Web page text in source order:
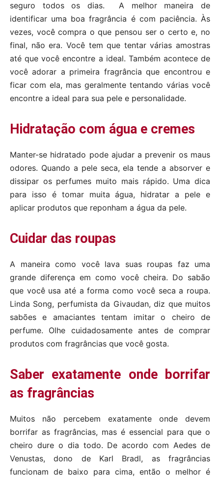
seguro todos os dias. A melhor maneira de
identificar uma boa fragrância é com paciência. Às
vezes, você compra o que pensou ser o certo e, no
final, não era. Você tem que tentar várias amostras
até que você encontre a ideal. Também acontece de
você adorar a primeira fragrância que encontrou e
ficar com ela, mas geralmente tentando várias você
encontre a ideal para sua pele e personalidade.
Hidratação com água e cremes
Manter-se hidratado pode ajudar a prevenir os maus
odores. Quando a pele seca, ela tende a absorver e
dissipar os perfumes muito mais rápido. Uma dica
para isso é tomar muita água, hidratar a pele e
aplicar produtos que reponham a água da pele.
Cuidar das roupas
A maneira como você lava suas roupas faz uma
grande diferença em como você cheira. Do sabão
que você usa até a forma como você seca a roupa.
Linda Song, perfumista da Givaudan, diz que muitos
sabões e amaciantes tentam imitar o cheiro de
perfume. Olhe cuidadosamente antes de comprar
produtos com fragrâncias que você gosta.
Saber exatamente onde borrifar
as fragrâncias
Muitos não percebem exatamente onde devem
borrifar as fragrâncias, mas é essencial para que o
cheiro dure o dia todo. De acordo com Aedes de
Venustas, dono de Karl Bradl, as fragrâncias
funcionam de baixo para cima, então o melhor é